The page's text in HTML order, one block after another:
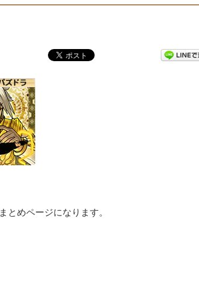
とめページになります。